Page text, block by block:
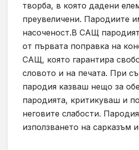
творба, в която дадени
преувеличени. Пародиите
насоченост.В САЩ
от първата поправка на
САЩ, която гарантира
словото и на печата. При
пародия казваш нещо за
пародията, критикуваш и
неговите слабости.
използването на сарказъм